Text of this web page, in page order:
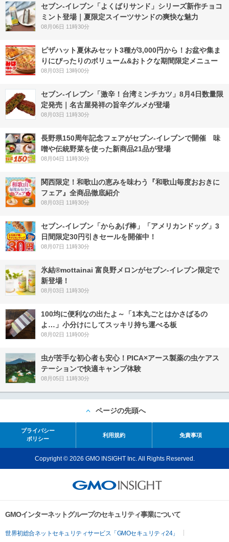
セブン‐イレブン「よくばりサンド」シリーズ新作チョコ
ミント登場｜夏限定スイーツサンドの爽快な魅力
08月06日 11時30分
ピザハット夏休みセット3種が3,000円から！お盆や集ま
りにぴったりのボリューム&おトクな期間限定メニュー
08月03日 13時00分
セブン-イレブン「激辛！台湾ミンチカツ」8月4日数量限
定発売｜名古屋発祥の旨辛グルメが登場
08月03日 11時30分
長野県150周年記念フェアがセブン-イレブンで開催 味
噌や伝統野菜を使った新商品21品が登場
08月04日 11時30分
関西限定！和歌山の恵みを味わう『和歌山毎度おおきに
フェア』全商品徹底紹介
08月03日 11時30分
セブン‐イレブン「からあげ棒」「アメリカンドッグ」3
日間限定30円引きセールを開催中！
08月07日 11時30分
氷結®mottainai 富良野メロンがセブン‐イレブン限定で
新登場！
08月03日 11時30分
100均に便利なの出たよ～「1本丸ごとはかさばるの
よ…」小分けにしてスッキリ持ち運べる板
08月02日 11時00分
虫が苦手な初心者も安心！PICA×アース製薬の虫ケアス
テーションで快適キャンプ体験
08月05日 11時30分
ページの先頭へ
プライバシー
ポリシー
利用規約 免責事項
Copyright © 2026 GMO INSIGHT Inc. All Rights Reserved.
GMOインターネットグループのセキュリティ事業について
世界初総合ネットセキュリティサービス「GMOセキュリティ24」